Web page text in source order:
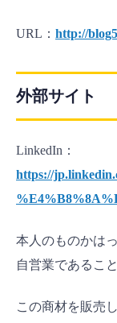
URL： http://
外部サイト
LinkedIn：
https://
本人のものかは
自営業であること
この商材を販売